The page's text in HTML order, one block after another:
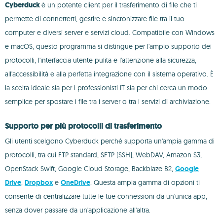
Cyberduckè un potente client per il trasferimento di file che ti
permette di connetterti, gestire e sincronizzare file tra il tuo
computer e diversi server e servizi cloud. Compatibile con Windows
e macOS, questo programma si distingue per l'ampio supporto dei
protocolli, l'interfaccia utente pulita e l'attenzione alla sicurezza,
all'accessibilità e alla perfetta integrazione con il sistema operativo. È
la scelta ideale sia per i professionisti IT sia per chi cerca un modo
semplice per spostare i file tra i server o tra i servizi di archiviazione.
Supporto per più protocolli di trasferimento
Gli utenti scelgono Cyberduck perché supporta un'ampia gamma di
protocolli, tra cui FTP standard, SFTP (SSH), WebDAV, Amazon S3,
OpenStack Swift, Google Cloud Storage, Backblaze B2, Google
Drive, Dropboxe OneDrive. Questa ampia gamma di opzioni ti
consente di centralizzare tutte le tue connessioni da un'unica app,
senza dover passare da un'applicazione all'altra.